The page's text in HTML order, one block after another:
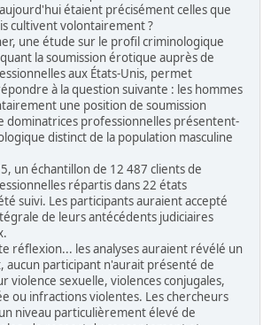
étaient précisément celles que
cultivent volontairement ?
une étude sur le profil criminologique
la soumission érotique auprès de
aux États-Unis, permet
à la question suivante : les hommes
une position de soumission
dominatrices professionnelles présentent-
distinct de la population masculine
un échantillon de 12 487 clients de
répartis dans 22 états
suivi. Les participants auraient accepté
de leurs antécédents judiciaires
réflexion... les analyses auraient révélé un
aucun participant n'aurait présenté de
violence sexuelle, violences conjugales,
ou infractions violentes. Les chercheurs
niveau particulièrement élevé de